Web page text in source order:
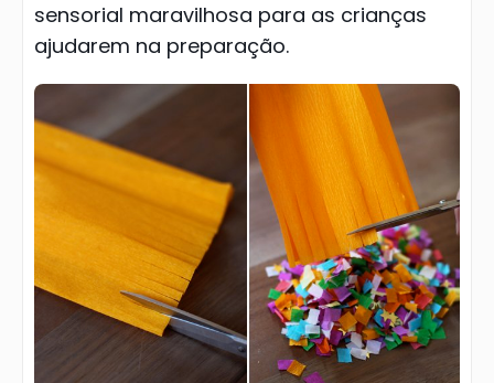
sensorial maravilhosa para as crianças
ajudarem na preparação.